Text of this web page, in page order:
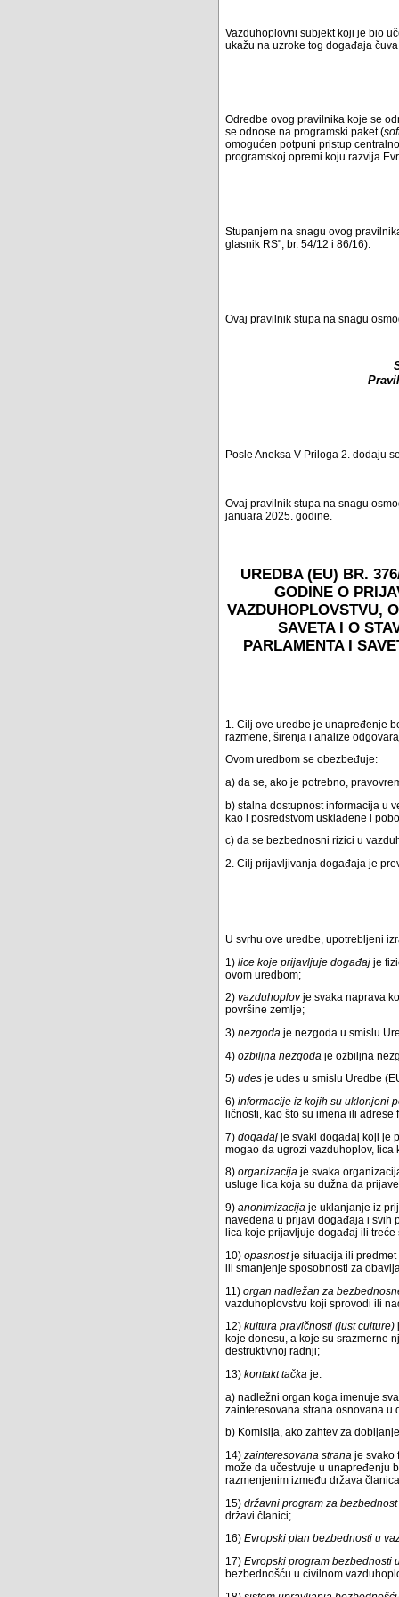
Vazduhoplovni subjekt koji je bio
ukažu na uzroke tog događaja
Odredbe ovog pravilnika koje se
se odnose na programski paket (
omogućen potpuni pristup
programskoj opremi koju razvija
Stupanjem na snagu ovog
glasnik RS", br. 54/12 i 86/16).
Ovaj pravilnik stupa na snagu
Posle Aneksa V Priloga 2. dodaju
Ovaj pravilnik stupa na snagu
januara 2025. godine.
UREDBA (EU) BR.
GODINE O
VAZDUHOPLOVSTVU,
SAVETA I O
PARLAMENTA I
1. Cilj ove uredbe je unapređenje
razmene, širenja i analize
Ovom uredbom se obezbeđuje:
a) da se, ako je potrebno,
b) stalna dostupnost informacija u
kao i posredstvom usklađene i
c) da se bezbednosni rizici u
2. Cilj prijavljivanja događaja je
U svrhu ove uredbe, upotrebljeni
1)lice koje prijavljuje događaj je
ovom uredbom;
2)vazduhoplovje svaka naprava
površine zemlje;
3)nezgoda je nezgoda u smislu
4)ozbiljna nezgoda je ozbiljna
5)udes je udes u smislu Uredbe
6)informacije iz kojih su uklonjeni
ličnosti, kao što su imena ili adrese
7)događaj je svaki događaj koji je
mogao da ugrozi vazduhoplov,
8)organizacija je svaka
usluge lica koja su dužna da
9)anonimizacija je uklanjanje iz
navedena u prijavi događaja i svih
lica koje prijavljuje događaj ili
10)opasnostje situacija ili predmet
ili smanjenje sposobnosti za
11)organ nadležan za
vazduhoplovstvu koji sprovodi ili
12)kultura pravičnosti (just culture)
koje donesu, a koje su srazmerne
destruktivnoj radnji;
13)kontakt tačka je:
a) nadležni organ koga imenuje
zainteresovana strana osnovana u
b) Komisija, ako zahtev za
14)zainteresovana strana je svako
može da učestvuje u unapređenju
razmenjenim između država
15)državni program za bezbednost
državi članici;
16)Evropski plan bezbednosti u
17)Evropski program bezbednosti
bezbednošću u civilnom